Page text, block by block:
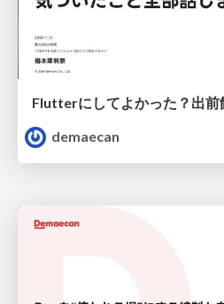
demaecan